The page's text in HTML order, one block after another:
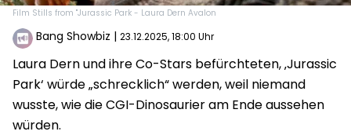
Film Stills from "Jurassic Park - Laura Dern Avalon
Bang Showbiz | 23.12.2025, 18:00 Uhr
Laura Dern und ihre Co-Stars befürchteten, ‚Jurassic
Park‘ würde „schrecklich“ werden, weil niemand
wusste, wie die CGI-Dinosaurier am Ende aussehen
würden.